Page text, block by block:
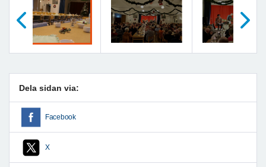
Dela sidan via:
Facebook
X